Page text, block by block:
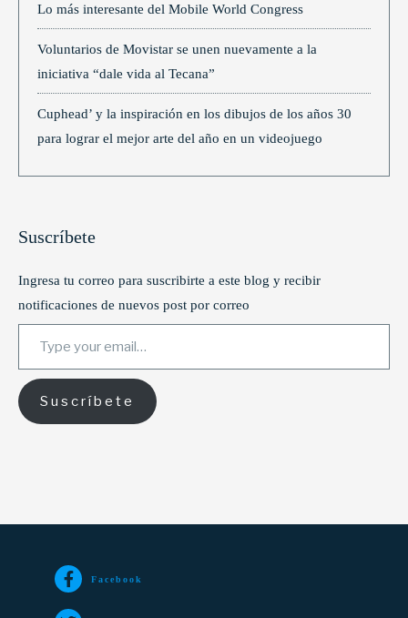
Lo más interesante del Mobile World Congress
Voluntarios de Movistar se unen nuevamente a la
iniciativa “dale vida al Tecana”
Cuphead’ y la inspiración en los dibujos de los años 30
para lograr el mejor arte del año en un videojuego
Suscríbete
Ingresa tu correo para suscribirte a este blog y recibir
notificaciones de nuevos post por correo
Type your email…
Suscríbete
Facebook